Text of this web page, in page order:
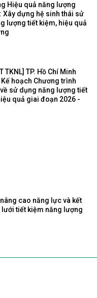
Hiệu quả năng lượng
Xây dựng hệ sinh thái sử
lượng tiết kiệm, hiệu quả
TKNL] TP. Hồ Chí Minh
Kế hoạch Chương trình
sử dụng năng lượng tiết
quả giai đoạn 2026 -
cao năng lực và kết
lưới tiết kiệm năng lượng